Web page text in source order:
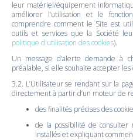
leur matériel/équipement
améliorer l’utilisation et le
comprendre comment le Site est
outils et services que la Société
politique d'utilisation des cookies).
Un message d’alerte demande à
préalable, si elle souhaite accepter les
3.2. L’Utilisateur se rendant sur la
directement à partir d’un moteur de
des finalités précises des
de la possibilité de consulter
installés et expliquant